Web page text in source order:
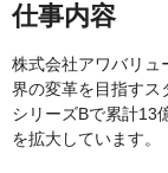
仕事内容
株式会社アワバリュ
界の変革を目指すス
シリーズBで累計13
を拡大しています。